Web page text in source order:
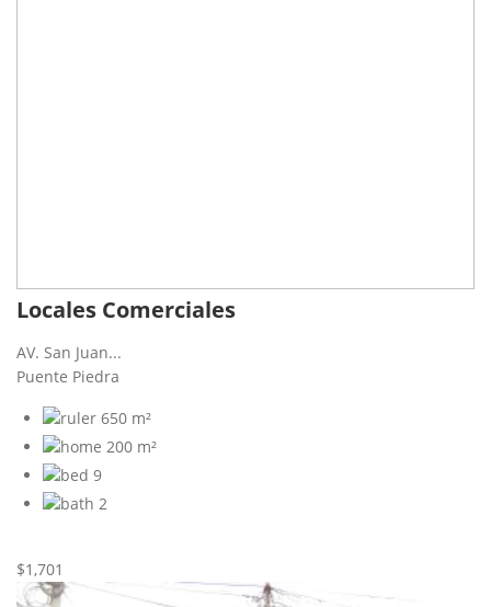
Locales Comerciales
AV. San Juan...
Puente Piedra
650 m²
200 m²
9
2
$1,701